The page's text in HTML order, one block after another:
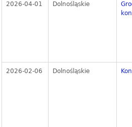
2026-04-01 Dolnośląskie
2026-02-06 Dolnośląskie